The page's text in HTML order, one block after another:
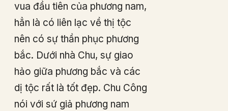
vua đầu tiên của phương nam,
hẳn là có liên lạc về thị tộc
nên có sự thần phục phương
bắc. Dưới nhà Chu, sự giao
hảo giữa phương bắc và các
dị tộc rất là tốt đẹp. Chu Công
nói với sứ giả phương nam